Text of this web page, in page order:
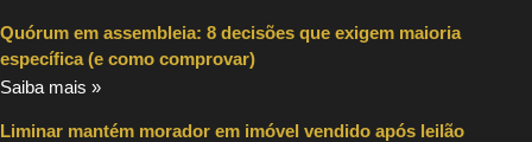
Quórum em assembleia: 8 decisões que exigem maioria
específica (e como comprovar)
Saiba mais »
Liminar mantém morador em imóvel vendido após leilão